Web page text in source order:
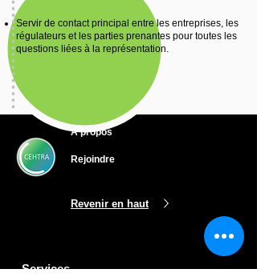
Servir de contact principal entre les entreprises, les
régulateurs et les parties prenantes pour toutes les
questions liées à la représentation.
A propos
Rejoindre
Revenir en haut
Services